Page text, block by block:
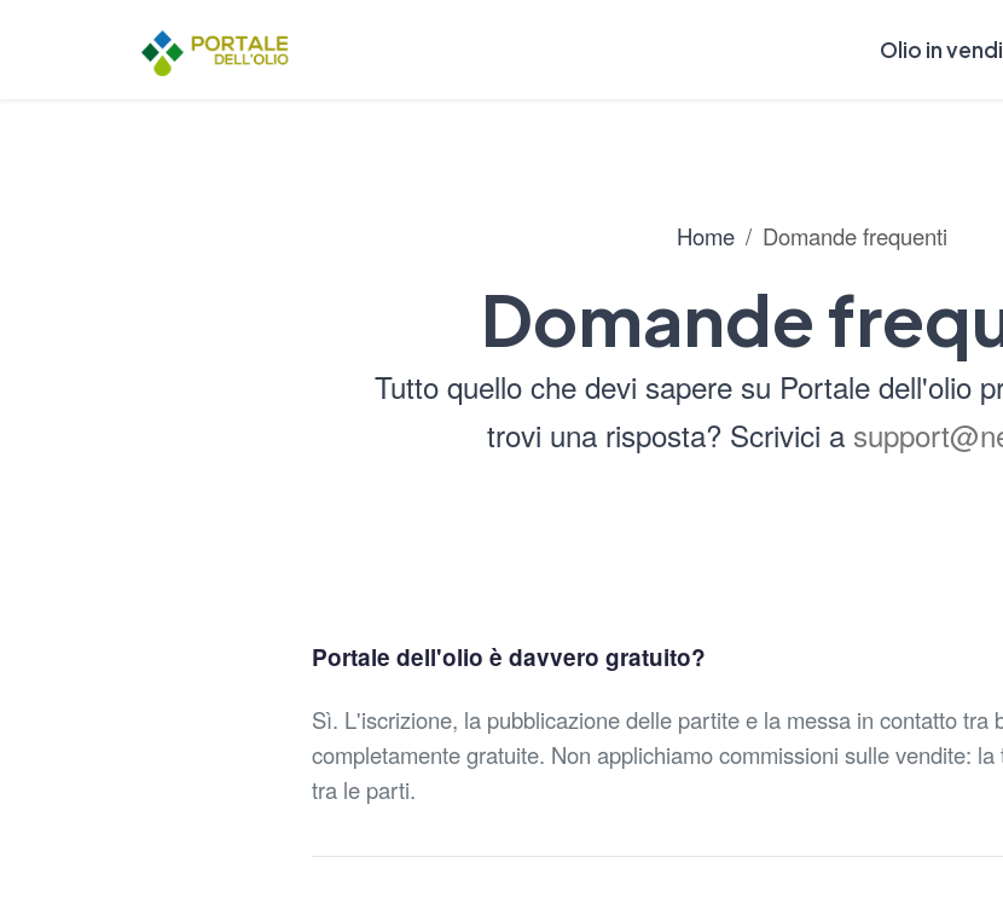
Olio in
Home Domande frequenti
Domande
Tutto quello che devi sapere su Portale dell'olio
trovi una risposta? Scrivici a
Portale dell'olio è davvero gratuito?
Sì. L'iscrizione, la pubblicazione delle partite e la messa in contatto tra
completamente gratuite. Non applichiamo commissioni sulle vendite:
tra le parti.